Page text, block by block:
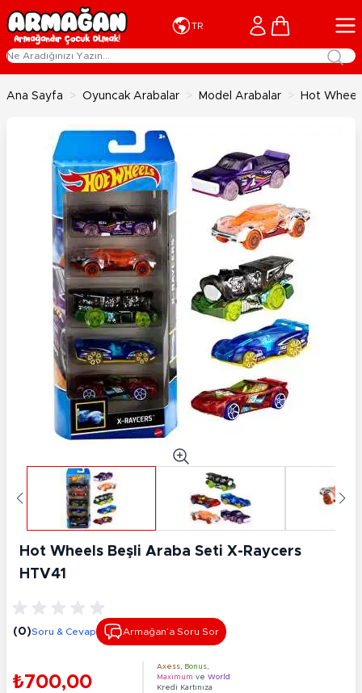
İçeriğe geç
TR Cart
Ana Sayfa > Oyuncak Arabalar > Model Arabalar > Hot
Hot Wheels Beşli Araba Seti X-Raycers
HTV41
(0)Soru & Cevap Armağan’a Soru Sor
₺700,00
Axess Bonus
Maximum ve World
Kredi Kartınıza